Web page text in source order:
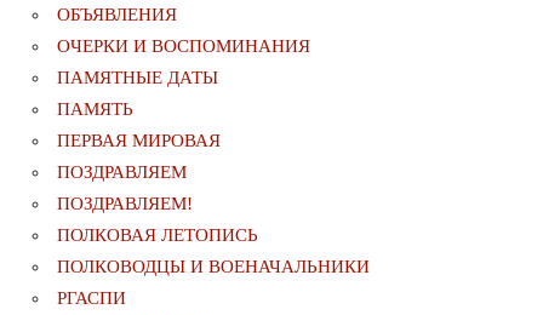
ОБЪЯВЛЕНИЯ
ОЧЕРКИ И ВОСПОМИНАНИЯ
ПАМЯТНЫЕ ДАТЫ
ПАМЯТЬ
ПЕРВАЯ МИРОВАЯ
ПОЗДРАВЛЯЕМ
ПОЗДРАВЛЯЕМ!
ПОЛКОВАЯ ЛЕТОПИСЬ
ПОЛКОВОДЦЫ И ВОЕНАЧАЛЬНИКИ
РГАСПИ